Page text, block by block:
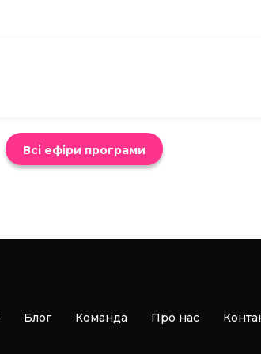
Всі ефіри програми
Блог Команда Про нас